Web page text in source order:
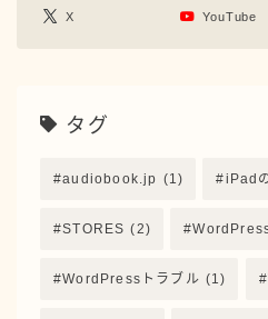
X YouTube
タグ
audiobook.jp (1) iPad
STORES (2)
WordPressトラブル (1)